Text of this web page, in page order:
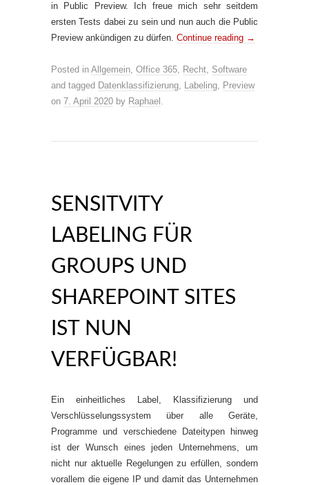
in Public Preview. Ich freue mich sehr seitdem
ersten Tests dabei zu sein und nun auch die Public
Preview ankündigen zu dürfen. Continue reading →
Posted in Allgemein, Office 365, Recht, Software
and tagged Datenklassifizierung, Labeling, Preview
on 7. April 2020 by Raphael .
SENSITVITY
LABELING FÜR
GROUPS UND
SHAREPOINT SITES
IST NUN
VERFÜGBAR!
Ein einheitliches Label, Klassifizierung und
Verschlüsselungssystem über alle Geräte,
Programme und verschiedene Dateitypen hinweg
ist der Wunsch eines jeden Unternehmens, um
nicht nur aktuelle Regelungen zu erfüllen, sondern
vorallem die eigene IP und damit das Unternehmen